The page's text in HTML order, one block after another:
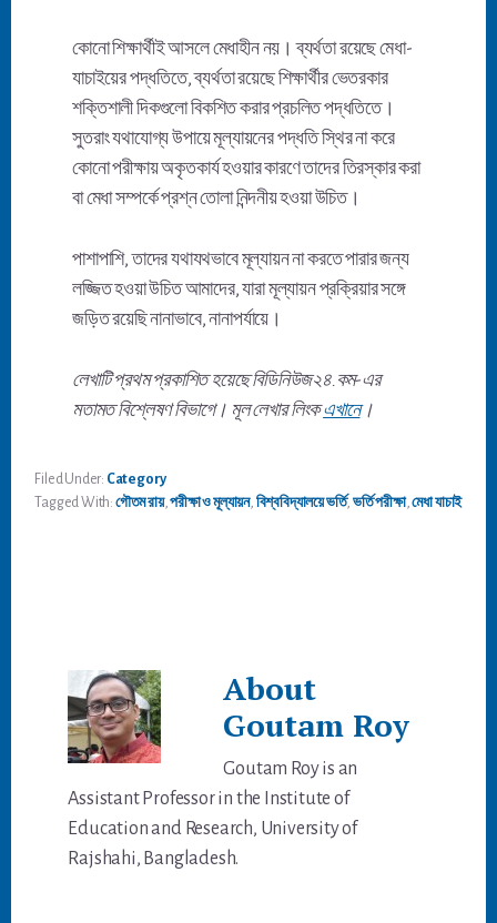
কোনো শিক্ষার্থীই আসলে মেধাহীন নয়। ব্যর্থতা রয়েছে মেধা-
যাচাইয়ের পদ্ধতিতে, ব্যর্থতা রয়েছে শিক্ষার্থীর ভেতরকার
শক্তিশালী দিকগুলো বিকশিত করার প্রচলিত পদ্ধতিতে।
সুতরাং যথাযোগ্য উপায়ে মূল্যায়নের পদ্ধতি স্থির না করে
কোনো পরীক্ষায় অকৃতকার্য হওয়ার কারণে তাদের তিরস্কার করা
বা মেধা সম্পর্কে প্রশ্ন তোলা নিন্দনীয় হওয়া উচিত।
পাশাপাশি, তাদের যথাযথভাবে মূল্যায়ন না করতে পারার জন্য
লজ্জিত হওয়া উচিত আমাদের, যারা মূল্যায়ন প্রক্রিয়ার সঙ্গে
জড়িত রয়েছি নানাভাবে, নানাপর্যায়ে।
লেখাটি প্রথম প্রকাশিত হয়েছে বিডিনিউজ২৪.কম-এর
মতামত বিশ্লেষণ বিভাগে। মূল লেখার লিংকএখানে।
Filed Under: Category
Tagged With: গৌতম রায়,পরীক্ষা ও মূল্যায়ন, বিশ্ববিদ্যালয়ে ভর্তি,ভর্তি পরীক্ষা,মেধা যাচাই
About
Goutam Roy
Goutam Roy is an
Assistant Professor in the Institute of
Education and Research, University of
Rajshahi, Bangladesh.